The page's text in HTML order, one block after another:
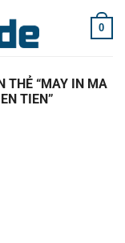
0
THẺ “MAY IN MA
TIEN”